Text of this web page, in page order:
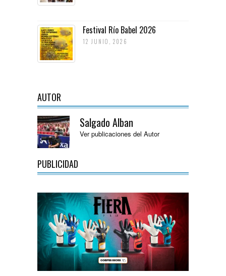
Festival Río Babel 2026
12 JUNIO, 2026
AUTOR
Salgado Alban
Ver publicaciones del Autor
PUBLICIDAD